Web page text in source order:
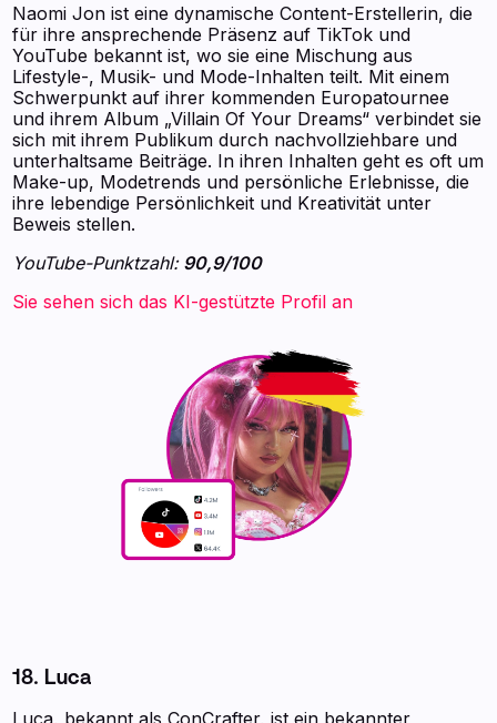
Naomi Jon ist eine dynamische Content-Erstellerin, die
für ihre ansprechende Präsenz auf TikTok und
YouTube bekannt ist, wo sie eine Mischung aus
Lifestyle-, Musik- und Mode-Inhalten teilt. Mit einem
Schwerpunkt auf ihrer kommenden Europatournee
und ihrem Album „Villain Of Your Dreams“ verbindet sie
sich mit ihrem Publikum durch nachvollziehbare und
unterhaltsame Beiträge. In ihren Inhalten geht es oft um
Make-up, Modetrends und persönliche Erlebnisse, die
ihre lebendige Persönlichkeit und Kreativität unter
Beweis stellen.
YouTube-Punktzahl:90,9/100
Sie sehen sich das KI-gestützte Profil an
18. Luca
Luca, bekannt als ConCrafter, ist ein bekannter